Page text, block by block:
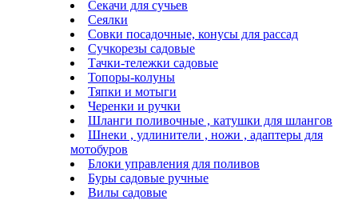
Секачи для сучьев
Сеялки
Совки посадочные, конусы для рассад
Сучкорезы садовые
Тачки-тележки садовые
Топоры-колуны
Тяпки и мотыги
Черенки и ручки
Шланги поливочные , катушки для шлангов
Шнеки , удлинители , ножи , адаптеры для
мотобуров
Блоки управления для поливов
Буры садовые ручные
Вилы садовые